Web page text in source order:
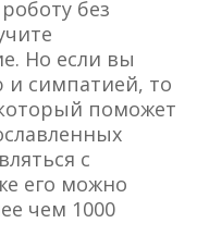
без
Но если вы
и симпатией, то
поможет
с
его можно
чем 1000